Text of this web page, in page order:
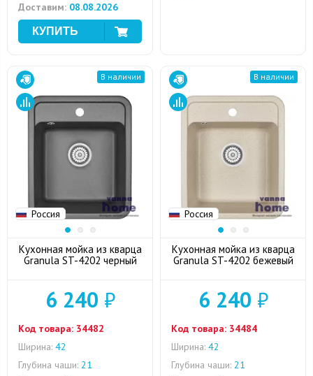
Доставим: 08.08.2026
Россия
В наличии
Кухонная мойка из кварца
Granula ST-4202 черный
6 240 ₽
Код товара: 34482
Ширина: 42
Глубина чаши: 21
Россия
В наличии
Кухонная мойка из кварца
Granula ST-4202 бежевый
6 240 ₽
Код товара: 34484
Ширина: 42
Глубина чаши: 21